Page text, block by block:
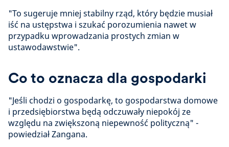
"To sugeruje mniej stabilny rząd, który będzie musiał
iść na ustępstwa i szukać porozumienia nawet w
przypadku wprowadzania prostych zmian w
ustawodawstwie".
Co to oznacza dla gospodarki
"Jeśli chodzi o gospodarkę, to gospodarstwa domowe
i przedsiębiorstwa będą odczuwały niepokój ze
względu na zwiększoną niepewność polityczną" -
powiedział Zangana.